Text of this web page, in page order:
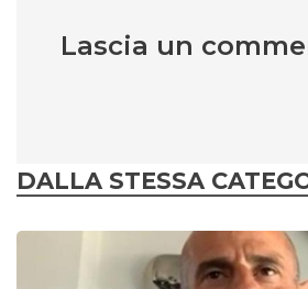
Lascia un
DALLA STESSA